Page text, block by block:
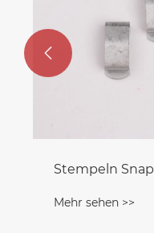
Stempeln Snap
Mehr sehen >>
